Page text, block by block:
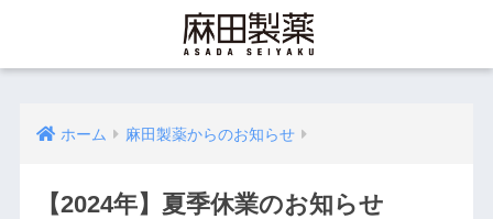
ホーム 麻田製薬からのお知らせ
【2024年】夏季休業のお知らせ